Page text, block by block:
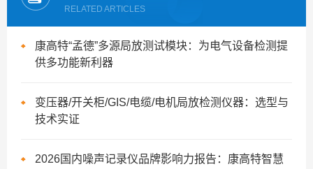
RELATED ARTICLES
康高特“孟德”多源局放测试模块：为电气设备检测提
供多功能新利器
变压器/开关柜/GIS/电缆/电机局放检测仪器：选型与
技术实证
2026国内噪声记录仪品牌影响力报告：康高特智慧